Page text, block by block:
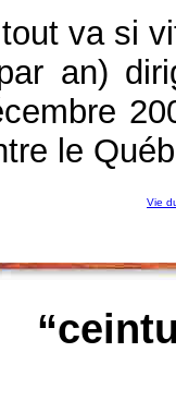
va si
an)
le
Vie